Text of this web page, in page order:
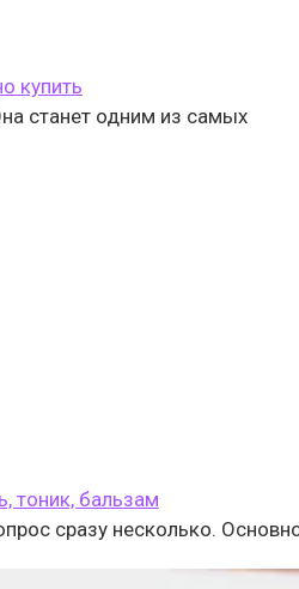
купить
станет одним из самых
тоник, бальзам
сразу несколько.